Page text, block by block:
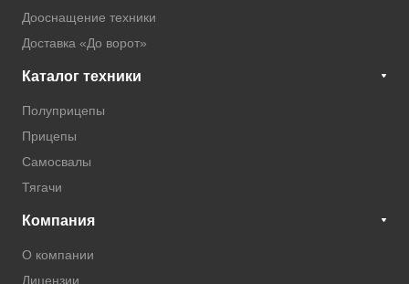
Дооснащение техники
Доставка «До ворот»
Каталог техники
Полуприцепы
Прицепы
Самосвалы
Тягачи
Компания
О компании
Лицензии